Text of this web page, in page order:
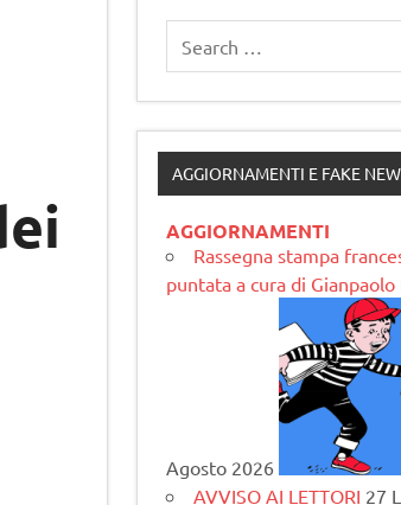
AGGIORNAMENTI E FAKE
AGGIORNAMENTI
Rassegna stampa
puntata a cura di Gianpaolo
Agosto 2026
AVVISO AI LETTORI 27